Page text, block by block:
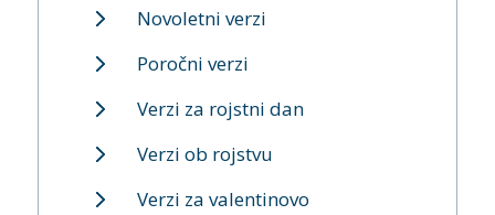
Novoletni verzi
Poročni verzi
Verzi za rojstni dan
Verzi ob rojstvu
Verzi za valentinovo